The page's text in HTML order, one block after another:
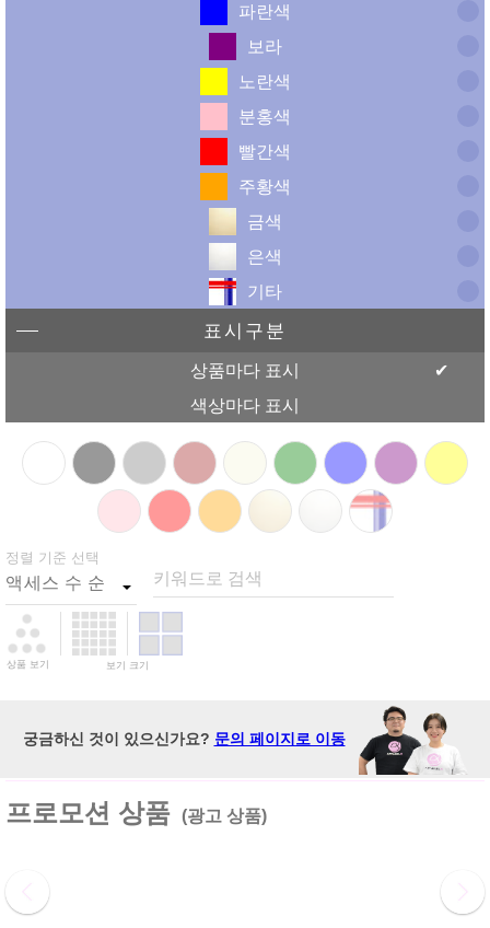
파란색
보라
노란색
분홍색
빨간색
주황색
금색
은색
기타
표시구분
상품마다 표시
색상마다 표시
정렬 기준 선택
키워드로 검색
상품 보기 보기 크기
궁금하신 것이 있으신가요? 문의 페이지로 이동
프로모션 상품 (광고 상품)